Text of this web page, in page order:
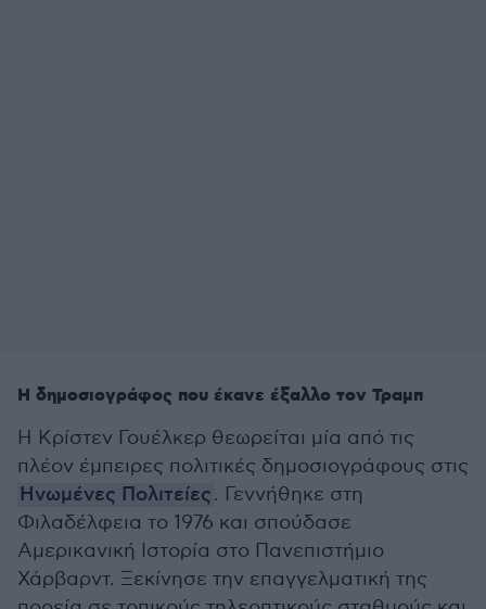
Η δημοσιογράφος που έκανε έξαλλο τον Τραμπ
Η Κρίστεν Γουέλκερ θεωρείται μία από τις
πλέον έμπειρες πολιτικές δημοσιογράφους στις
Ηνωμένες Πολιτείες. Γεννήθηκε στη
Φιλαδέλφεια το 1976 και σπούδασε
Αμερικανική Ιστορία στο Πανεπιστήμιο
Χάρβαρντ. Ξεκίνησε την επαγγελματική της